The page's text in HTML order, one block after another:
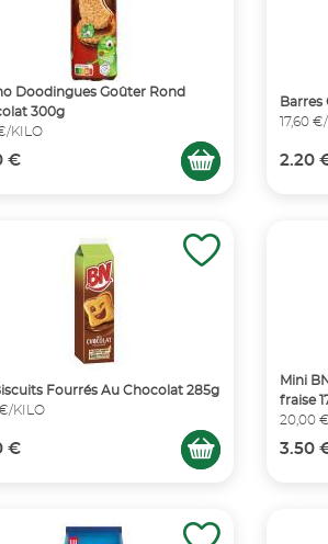
Doodingues Goûter Rond
300g
KILO
€
Barres
17,60
2.20
Fourrés Au Chocolat 285g
KILO
€
Mini
fraise
20,00
3.50